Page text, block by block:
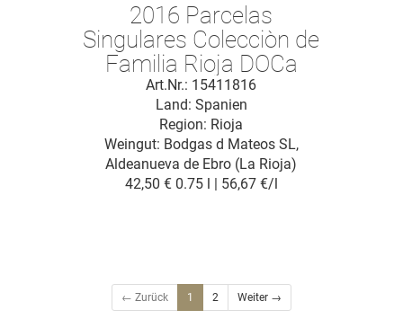
2016 Parcelas
Singulares Colecciòn de
Familia Rioja DOCa
Art.Nr.: 15411816
Region: Rioja
Weingut: Bodgas d Mateos SL,
Aldeanueva de Ebro (La Rioja)
Land: Spanien
42,50 € 0.75 l | 56,67 €/l
← Zurück 1 2 Weiter →